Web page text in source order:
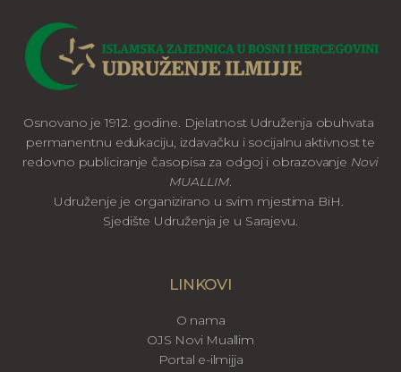
Osnovano je 1912. godine. Djelatnost Udruženja obuhvata
permanentnu edukaciju, izdavačku i socijalnu aktivnost te
redovno publiciranje časopisa za odgoj i obrazovanje Novi
MUALLIM.
Udruženje je organizirano u svim mjestima BiH.
Sjedište Udruženja je u Sarajevu.
LINKOVI
O nama
OJS Novi Muallim
Portal e-ilmijja